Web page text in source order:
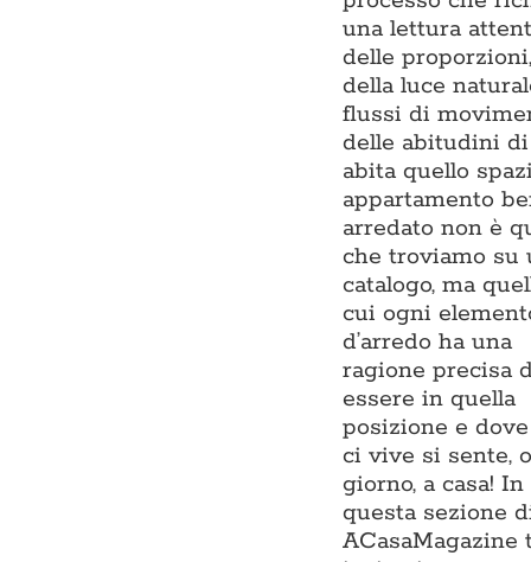
una lettura
delle proporzioni,
della luce
flussi di
delle abitudini
abita quello
appartamento
arredato non è
che troviamo su
catalogo, ma
cui ogni
d’arredo ha una
ragione precisa
essere in quella
posizione e
ci vive si sente,
giorno, a casa! In
questa sezione
ACasaMagazine